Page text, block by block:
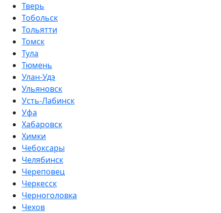
Тверь
Тобольск
Тольятти
Томск
Тула
Тюмень
Улан-Удэ
Ульяновск
Усть-Лабинск
Уфа
Хабаровск
Химки
Чебоксары
Челябинск
Череповец
Черкесск
Черноголовка
Чехов